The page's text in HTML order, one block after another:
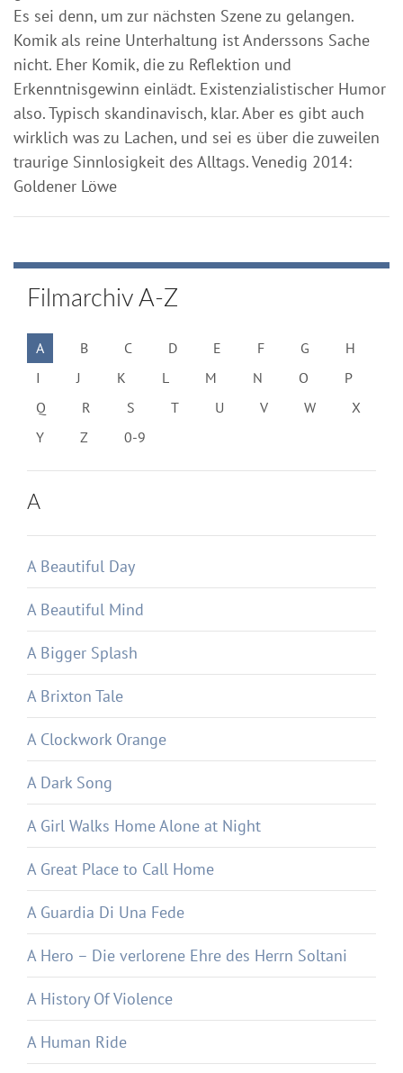
Es sei denn, um zur nächsten Szene zu gelangen.
Komik als reine Unterhaltung ist Anderssons Sache
nicht. Eher Komik, die zu Reflektion und
Erkenntnisgewinn einlädt. Existenzialistischer Humor
also. Typisch skandinavisch, klar. Aber es gibt auch
wirklich was zu Lachen, und sei es über die zuweilen
traurige Sinnlosigkeit des Alltags. Venedig 2014:
Goldener Löwe
Filmarchiv A-Z
A B C D E F G
H
I
J K L M N O
P
Q
R S T U V W
X
Y
Z 0-9
A
A Beautiful Day
A Beautiful Mind
A Bigger Splash
A Brixton Tale
A Clockwork Orange
A Dark Song
A Girl Walks Home Alone at Night
A Great Place to Call Home
A Guardia Di Una Fede
A Hero – Die verlorene Ehre des Herrn Soltani
A History Of Violence
A Human Ride